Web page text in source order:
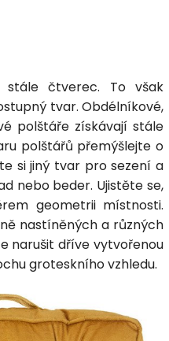
stále čtverec. To však
tvar. Obdélníkové,
polštáře získávají stále
polštářů přemýšlejte o
si jiný tvar pro sezení a
nebo beder. Ujistěte se,
geometrii místnosti.
nastíněných a různých
narušit dříve vytvořenou
groteskního vzhledu.